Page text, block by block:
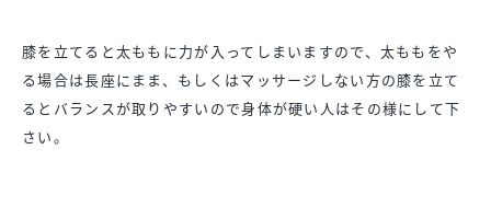
膝を立てると太ももに力が入ってしまいますので、太ももをや
る場合は長座にまま、もしくはマッサージしない方の膝を立て
るとバランスが取りやすいので身体が硬い人はその様にして下
さい。